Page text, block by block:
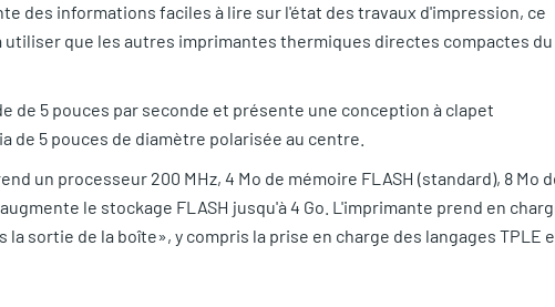
des informations faciles à lire sur l'état des travaux d'impression, ce
utiliser que les autres imprimantes thermiques directes compactes du
de 5 pouces par seconde et présente une conception à clapet
de 5 pouces de diamètre polarisée au centre.
un processeur 200 MHz, 4 Mo de mémoire FLASH (standard), 8 Mo
le stockage FLASH jusqu'à 4 Go. L'imprimante prend en
sortie de la boîte», y compris la prise en charge des langages TPLE